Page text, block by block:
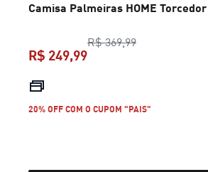
Camisa Palmeiras HOME
R$ 369,99preço original
R$ 249,99
20% OFF COM O CUPOM "PAIS"